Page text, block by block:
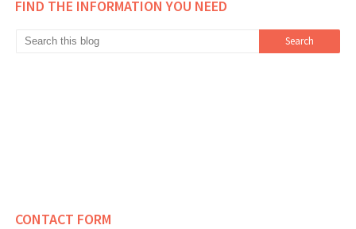
FIND THE INFORMATION YOU NEED
CONTACT FORM